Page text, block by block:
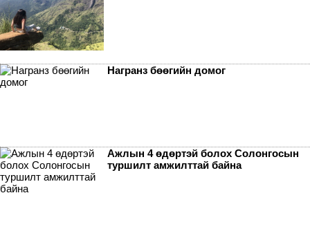
Награнз бөөгийн домог
Ажлын 4 өдөртэй болох Солонгосын
туршилт амжилттай байна